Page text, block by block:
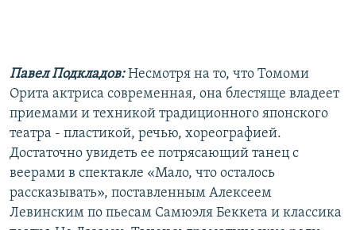
Павел Подкладов:Несмотря на то, что Томоми
Орита актриса современная, она блестяще владеет
приемами и техникой традиционного японского
театра - пластикой, речью, хореографией.
Достаточно увидеть ее потрясающий танец с
веерами в спектакле «Мало, что осталось
рассказывать», поставленным Алексеем
Левинским по пьесам Самюэля Беккета и классика